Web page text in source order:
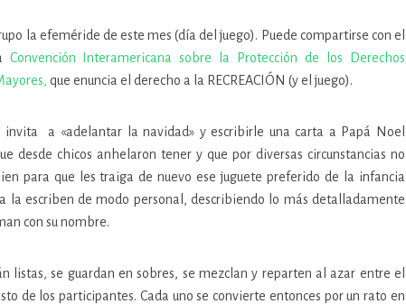
la efeméride de este mes (día del juego). Puede compartirse con el
Convención Interamericana sobre la Protección de los Derechos
que enuncia el derecho a la RECREACIÓN (y el juego).
a «adelantar la navidad» y escribirle una carta a Papá Noel
desde chicos anhelaron tener y que por diversas circunstancias no
para que les traiga de nuevo ese juguete preferido de la infancia
la escriben de modo personal, describiendo lo más detalladamente
con su nombre.
listas, se guardan en sobres, se mezclan y reparten al azar entre el
de los participantes. Cada uno se convierte entonces por un rato en